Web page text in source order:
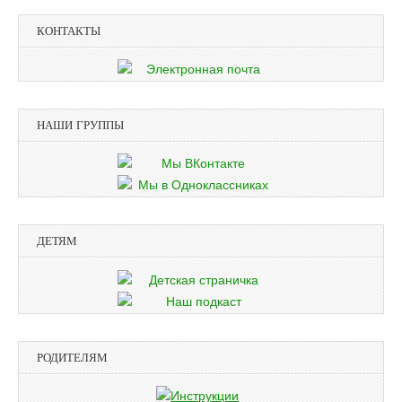
КОНТАКТЫ
НАШИ ГРУППЫ
ДЕТЯМ
РОДИТЕЛЯМ